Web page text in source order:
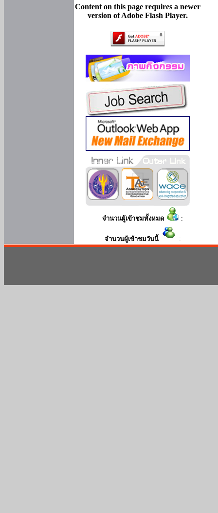
Content on this page requires a newer
version of Adobe Flash Player.
จำนวนผู้เข้าชมทั้งหมด :
จำนวนผู้เข้าชมวันนี้ :